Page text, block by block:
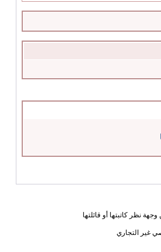
نظر كاتبتها أو قائلتها
غير التجاري